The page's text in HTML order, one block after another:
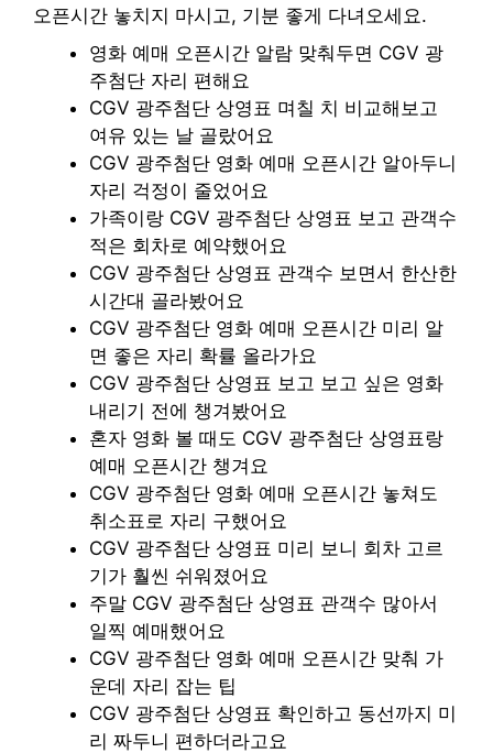
오픈시간 놓치지 마시고, 기분 좋게 다녀오세요.
영화 예매 오픈시간 알람 맞춰두면 CGV 광
주첨단 자리 편해요
CGV 광주첨단 상영표 며칠 치 비교해보고
여유 있는 날 골랐어요
CGV 광주첨단 영화 예매 오픈시간 알아두니
자리 걱정이 줄었어요
가족이랑 CGV 광주첨단 상영표 보고 관객수
적은 회차로 예약했어요
CGV 광주첨단 상영표 관객수 보면서 한산한
시간대 골라봤어요
CGV 광주첨단 영화 예매 오픈시간 미리 알
면 좋은 자리 확률 올라가요
CGV 광주첨단 상영표 보고 보고 싶은 영화
내리기 전에 챙겨봤어요
혼자 영화 볼 때도 CGV 광주첨단 상영표랑
예매 오픈시간 챙겨요
CGV 광주첨단 영화 예매 오픈시간 놓쳐도
취소표로 자리 구했어요
CGV 광주첨단 상영표 미리 보니 회차 고르
기가 훨씬 쉬워졌어요
주말 CGV 광주첨단 상영표 관객수 많아서
일찍 예매했어요
CGV 광주첨단 영화 예매 오픈시간 맞춰 가
운데 자리 잡는 팁
CGV 광주첨단 상영표 확인하고 동선까지 미
리 짜두니 편하더라고요